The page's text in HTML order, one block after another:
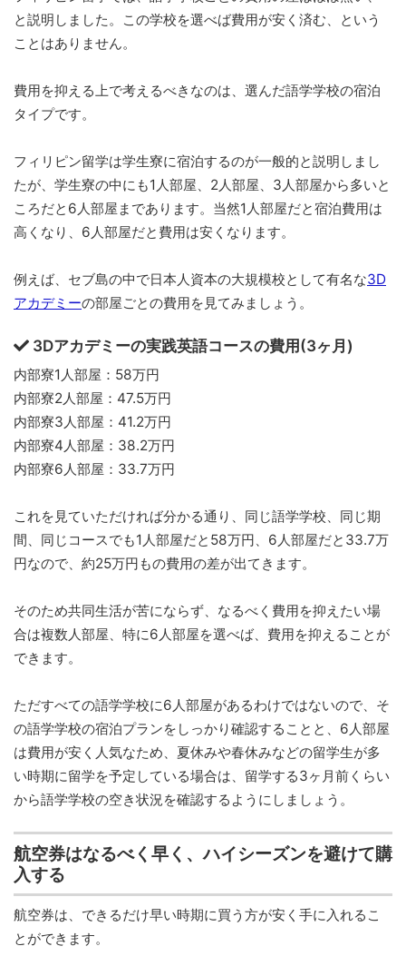
と説明しました。この学校を選べば費用が安く済む、という
ことはありません。
費用を抑える上で考えるべきなのは、選んだ語学学校の宿泊
タイプです。
フィリピン留学は学生寮に宿泊するのが一般的と説明しまし
たが、学生寮の中にも1人部屋、2人部屋、3人部屋から多いと
ころだと6人部屋まであります。当然1人部屋だと宿泊費用は
高くなり、6人部屋だと費用は安くなります。
例えば、セブ島の中で日本人資本の大規模校として有名な3D
アカデミーの部屋ごとの費用を見てみましょう。
3Dアカデミーの実践英語コースの費用(3ヶ月)
内部寮1人部屋：58万円
内部寮2人部屋：47.5万円
内部寮3人部屋：41.2万円
内部寮4人部屋：38.2万円
内部寮6人部屋：33.7万円
これを見ていただければ分かる通り、同じ語学学校、同じ期
間、同じコースでも1人部屋だと58万円、6人部屋だと33.7万
円なので、約25万円もの費用の差が出てきます。
そのため共同生活が苦にならず、なるべく費用を抑えたい場
合は複数人部屋、特に6人部屋を選べば、費用を抑えることが
できます。
ただすべての語学学校に6人部屋があるわけではないので、そ
の語学学校の宿泊プランをしっかり確認することと、6人部屋
は費用が安く人気なため、夏休みや春休みなどの留学生が多
い時期に留学を予定している場合は、留学する3ヶ月前くらい
から語学学校の空き状況を確認するようにしましょう。
航空券はなるべく早く、ハイシーズンを避けて購
入する
航空券は、できるだけ早い時期に買う方が安く手に入れるこ
とができます。